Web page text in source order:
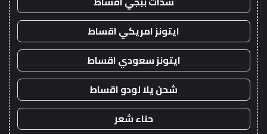
ايتونز امريكي اقساط
ايتونز سعودي اقساط
شحن يلا لودو اقساط
حناء شعر